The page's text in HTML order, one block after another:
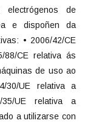
electrógenos de
e dispoñen da
• 2006/42/CE
88/CE relativa ás
de uso ao
30/UE relativa a
35/UE relativa a
a utilizarse con